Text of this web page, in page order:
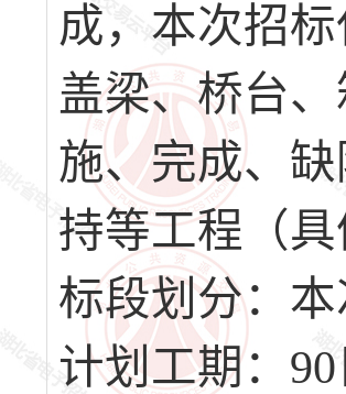
成，本次招
盖梁、桥台
施、完成、
持等工程（
标段划分：
计划工期：